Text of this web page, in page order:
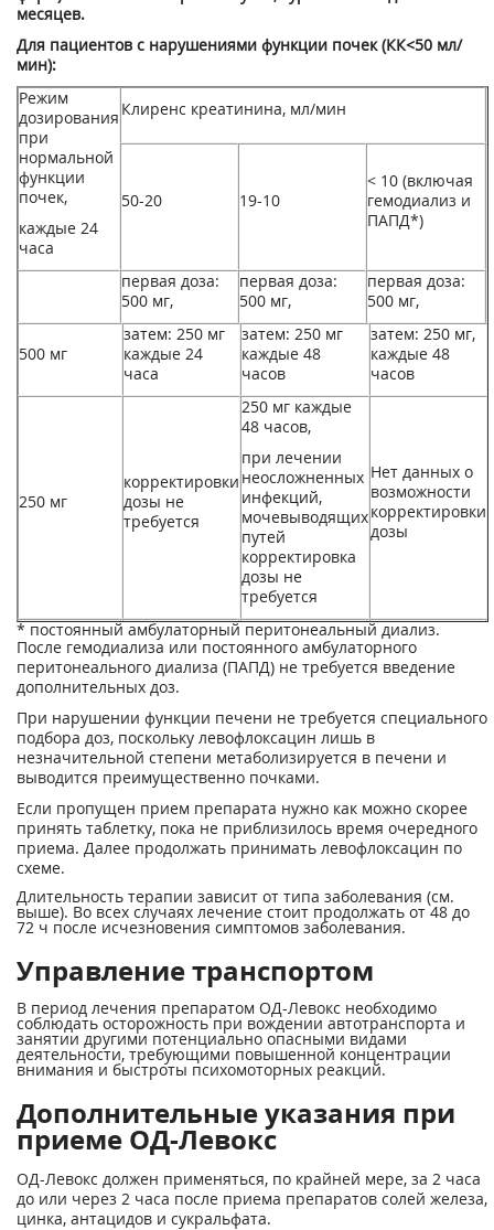
месяцев.
Для пациентов с нарушениями функции почек (КК<50 мл/
мин):
Режим
дозирования
при
нормальной
функции
почек,
каждые 24
часа
Клиренс креатинина, мл/мин
50-20 19-10
< 10 (включая
гемодиализ и
ПАПД*)
первая доза:
500 мг,
первая доза:
500 мг,
первая доза:
500 мг,
500 мг
затем: 250 мг
каждые 24
часа
затем: 250 мг
каждые 48
часов
затем: 250 мг,
каждые 48
часов
250 мг
корректировки
дозы не
требуется
250 мг каждые
48 часов,
при лечении
неосложненных
инфекций,
мочевыводящих
путей
корректировка
дозы не
требуется
Нет данных о
возможности
корректировки
дозы
* постоянный амбулаторный перитонеальный диализ.
После гемодиализа или постоянного амбулаторного
перитонеального диализа (ПАПД) не требуется введение
дополнительных доз.
При нарушении функции печени не требуется специального
подбора доз, поскольку левофлоксацин лишь в
незначительной степени метаболизируется в печени и
выводится преимущественно почками.
Если пропущен прием препарата нужно как можно скорее
принять таблетку, пока не приблизилось время очередного
приема. Далее продолжать принимать левофлоксацин по
схеме.
Длительность терапии зависит от типа заболевания (см.
выше). Во всех случаях лечение стоит продолжать от 48 до
72 ч после исчезновения симптомов заболевания.
Управление транспортом
В период лечения препаратом ОД-Левокс необходимо
соблюдать осторожность при вождении автотранспорта и
занятии другими потенциально опасными видами
деятельности, требующими повышенной концентрации
внимания и быстроты психомоторных реакций.
Дополнительные указания при
приеме ОД-Левокс
ОД-Левокс должен применяться, по крайней мере, за 2 часа
до или через 2 часа после приема препаратов солей железа,
цинка, антацидов и сукральфата.